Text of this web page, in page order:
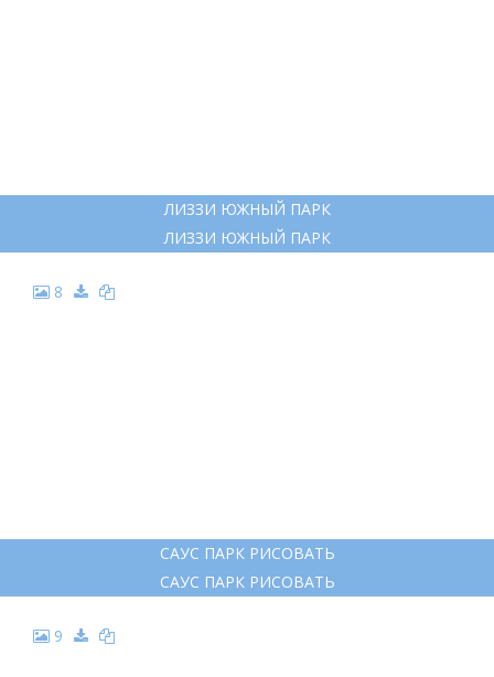
ЛИЗЗИ ЮЖНЫЙ ПАРК
ЛИЗЗИ ЮЖНЫЙ ПАРК
8
САУС ПАРК РИСОВАТЬ
САУС ПАРК РИСОВАТЬ
9